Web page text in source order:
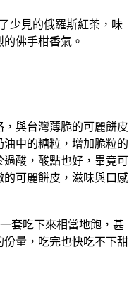
少見的俄羅斯紅茶，味
佛手柑香氣。
與台灣薄脆的可麗餅皮
中的糖粒，增加脆粒的
過酸，酸點也好，畢竟可
可麗餅皮，滋味與口感
套吃下來相當地飽，甚
量，吃完也快吃不下甜